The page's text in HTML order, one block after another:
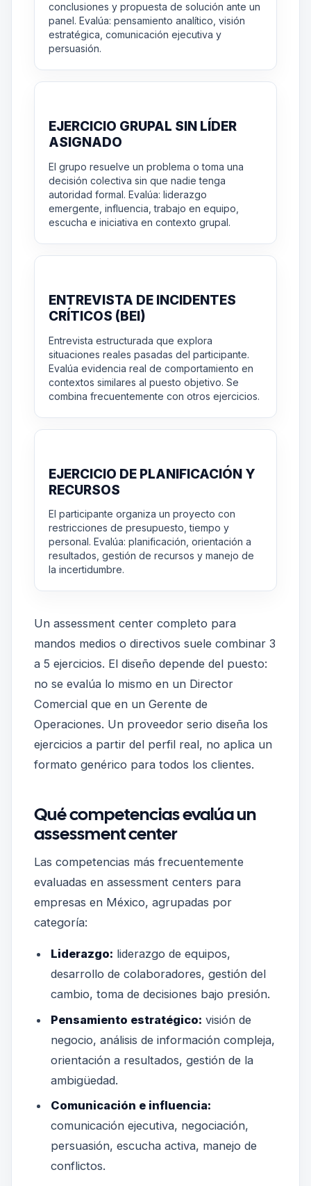
conclusiones y propuesta de solución ante un
panel. Evalúa: pensamiento analítico, visión
estratégica, comunicación ejecutiva y
persuasión.
EJERCICIO GRUPAL SIN LÍDER
ASIGNADO
El grupo resuelve un problema o toma una
decisión colectiva sin que nadie tenga
autoridad formal. Evalúa: liderazgo
emergente, influencia, trabajo en equipo,
escucha e iniciativa en contexto grupal.
ENTREVISTA DE INCIDENTES
CRÍTICOS (BEI)
Entrevista estructurada que explora
situaciones reales pasadas del participante.
Evalúa evidencia real de comportamiento en
contextos similares al puesto objetivo. Se
combina frecuentemente con otros ejercicios.
EJERCICIO DE PLANIFICACIÓN Y
RECURSOS
El participante organiza un proyecto con
restricciones de presupuesto, tiempo y
personal. Evalúa: planificación, orientación a
resultados, gestión de recursos y manejo de
la incertidumbre.
Un assessment center completo para
mandos medios o directivos suele combinar 3
a 5 ejercicios. El diseño depende del puesto:
no se evalúa lo mismo en un Director
Comercial que en un Gerente de
Operaciones. Un proveedor serio diseña los
ejercicios a partir del perfil real, no aplica un
formato genérico para todos los clientes.
Qué competencias evalúa un
assessment center
Las competencias más frecuentemente
evaluadas en assessment centers para
empresas en México, agrupadas por
categoría:
Liderazgo: liderazgo de equipos,
desarrollo de colaboradores, gestión del
cambio, toma de decisiones bajo presión.
Pensamiento estratégico: visión de
negocio, análisis de información compleja,
orientación a resultados, gestión de la
ambigüedad.
Comunicación e influencia:
comunicación ejecutiva, negociación,
persuasión, escucha activa, manejo de
conflictos.